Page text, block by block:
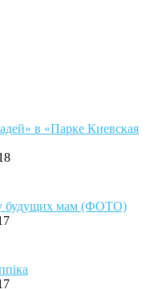
в «Парке Киевская
будущих мам (ФОТО)